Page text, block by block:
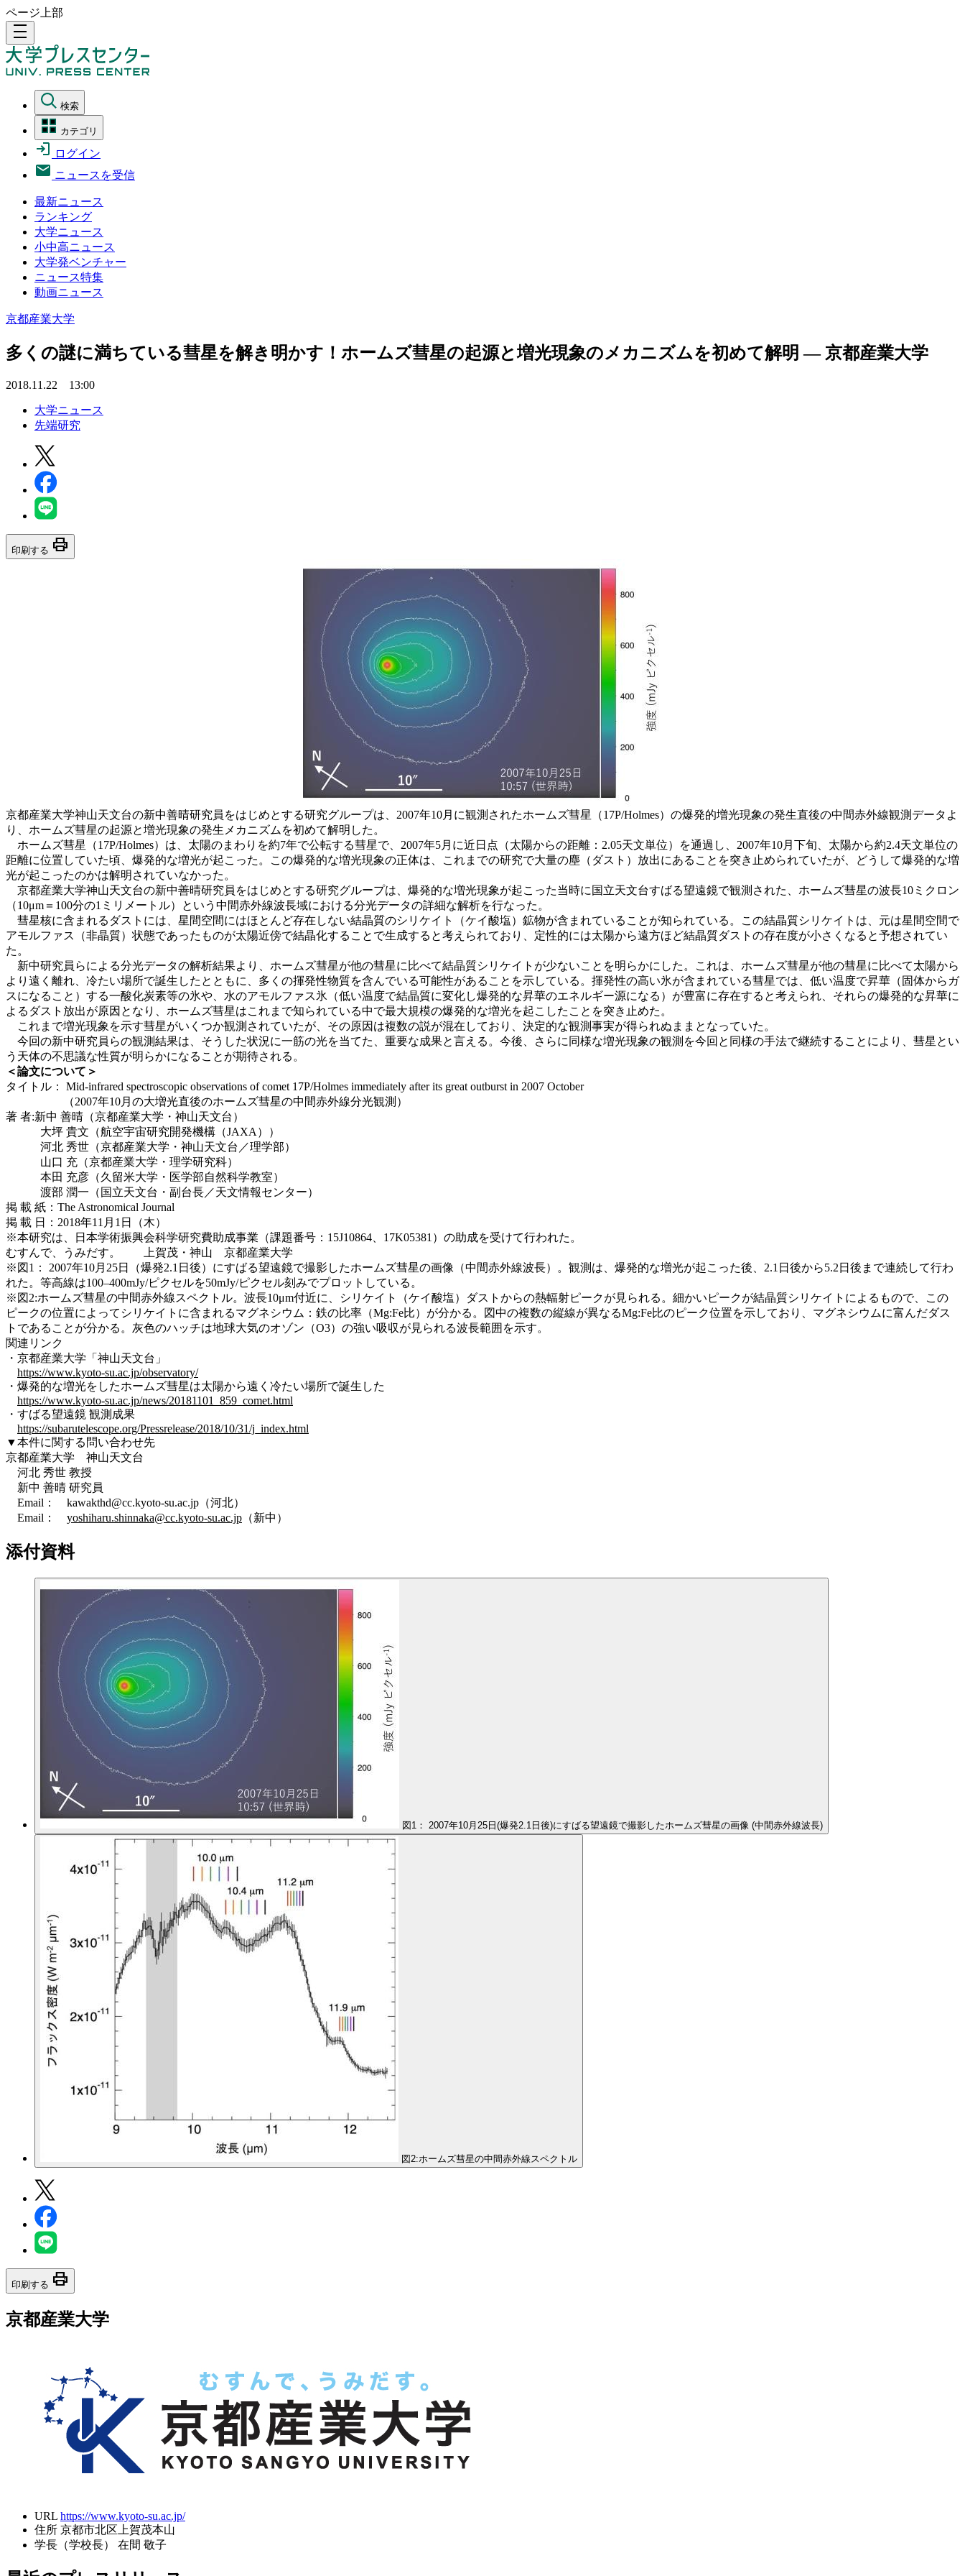
ページ上部
density_medium
検索
カテゴリ
ログイン
ニュースを受信
最新ニュース
ランキング
大学ニュース
小中高ニュース
大学発ベンチャー
ニュース特集
動画ニュース
京都産業大学
多くの謎に満ちている彗星を解き明かす！ホームズ彗星の起源と増光現象のメカニズムを初めて解明 — 京都産業大学
2018.11.22 13:00
大学ニュース
先端研究
印刷する print
京都産業大学神山天文台の新中善晴研究員をはじめとする研究グループは、2007年10月に観測されたホームズ彗星（17P/Holmes）の爆発的増光現象の発生直後の中間赤外線観測データよ
り、ホームズ彗星の起源と増光現象の発生メカニズムを初めて解明した。
ホームズ彗星（17P/Holmes）は、太陽のまわりを約7年で公転する彗星で、2007年5月に近日点（太陽からの距離：2.05天文単位）を通過し、2007年10月下旬、太陽から約2.4天文単位の
距離に位置していた頃、爆発的な増光が起こった。この爆発的な増光現象の正体は、これまでの研究で大量の塵（ダスト）放出にあることを突き止められていたが、どうして爆発的な増
光が起こったのかは解明されていなかった。
京都産業大学神山天文台の新中善晴研究員をはじめとする研究グループは、爆発的な増光現象が起こった当時に国立天文台すばる望遠鏡で観測された、ホームズ彗星の波長10ミクロン
（10μm＝100分の1ミリメートル）という中間赤外線波長域における分光データの詳細な解析を行なった。
彗星核に含まれるダストには、星間空間にはほとんど存在しない結晶質のシリケイト（ケイ酸塩）鉱物が含まれていることが知られている。この結晶質シリケイトは、元は星間空間で
アモルファス（非晶質）状態であったものが太陽近傍で結晶化することで生成すると考えられており、定性的には太陽から遠方ほど結晶質ダストの存在度が小さくなると予想されてい
た。
新中研究員らによる分光データの解析結果より、ホームズ彗星が他の彗星に比べて結晶質シリケイトが少ないことを明らかにした。これは、ホームズ彗星が他の彗星に比べて太陽から
より遠く離れ、冷たい場所で誕生したとともに、多くの揮発性物質を含んでいる可能性があることを示している。揮発性の高い氷が含まれている彗星では、低い温度で昇華（固体からガ
スになること）する一酸化炭素等の氷や、水のアモルファス氷（低い温度で結晶質に変化し爆発的な昇華のエネルギー源になる）が豊富に存在すると考えられ、それらの爆発的な昇華に
よるダスト放出が原因となり、ホームズ彗星はこれまで知られている中で最大規模の爆発的な増光を起こしたことを突き止めた。
これまで増光現象を示す彗星がいくつか観測されていたが、その原因は複数の説が混在しており、決定的な観測事実が得られぬままとなっていた。
今回の新中研究員らの観測結果は、そうした状況に一筋の光を当てた、重要な成果と言える。今後、さらに同様な増光現象の観測を今回と同様の手法で継続することにより、彗星とい
う天体の不思議な性質が明らかになることが期待される。
＜論文について＞
タイトル： Mid-infrared spectroscopic observations of comet 17P/Holmes immediately after its great outburst in 2007 October
（2007年10月の大増光直後のホームズ彗星の中間赤外線分光観測）
著 者:新中 善晴（京都産業大学・神山天文台）
大坪 貴文（航空宇宙研究開発機構（JAXA））
河北 秀世（京都産業大学・神山天文台／理学部）
山口 充（京都産業大学・理学研究科）
本田 充彦（久留米大学・医学部自然科学教室）
渡部 潤一（国立天文台・副台長／天文情報センター）
掲 載 紙：The Astronomical Journal
掲 載 日：2018年11月1日（木）
※本研究は、日本学術振興会科学研究費助成事業（課題番号：15J10864、17K05381）の助成を受けて行われた。
むすんで、うみだす。 上賀茂・神山 京都産業大学
※図1： 2007年10月25日（爆発2.1日後）にすばる望遠鏡で撮影したホームズ彗星の画像（中間赤外線波長）。観測は、爆発的な増光が起こった後、2.1日後から5.2日後まで連続して行わ
れた。等高線は100–400mJy/ピクセルを50mJy/ピクセル刻みでプロットしている。
※図2:ホームズ彗星の中間赤外線スペクトル。波長10μm付近に、シリケイト（ケイ酸塩）ダストからの熱輻射ピークが見られる。細かいピークが結晶質シリケイトによるもので、この
ピークの位置によってシリケイトに含まれるマグネシウム：鉄の比率（Mg:Fe比）が分かる。図中の複数の縦線が異なるMg:Fe比のピーク位置を示しており、マグネシウムに富んだダス
トであることが分かる。灰色のハッチは地球大気のオゾン（O3）の強い吸収が見られる波長範囲を示す。
関連リンク
・京都産業大学「神山天文台」
https://www.kyoto-su.ac.jp/observatory/
・爆発的な増光をしたホームズ彗星は太陽から遠く冷たい場所で誕生した
https://www.kyoto-su.ac.jp/news/20181101_859_comet.html
・すばる望遠鏡 観測成果
https://subarutelescope.org/Pressrelease/2018/10/31/j_index.html
▼本件に関する問い合わせ先
京都産業大学 神山天文台
河北 秀世 教授
新中 善晴 研究員
Email： kawakthd@cc.kyoto-su.ac.jp（河北）
Email： yoshiharu.shinnaka@cc.kyoto-su.ac.jp （新中）
添付資料
図1： 2007年10月25日(爆発2.1日後)にすばる望遠鏡で撮影したホームズ彗星の画像 (中間赤外線波長)
図2:ホームズ彗星の中間赤外線スペクトル
印刷する print
京都産業大学
URL https://www.kyoto-su.ac.jp/
住所 京都市北区上賀茂本山
学長（学校長）
在間 敬子